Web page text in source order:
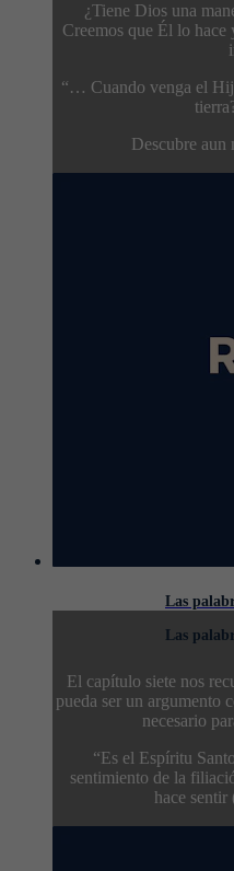
¿Tiene Dios una
Creemos que Él lo hace
“… Cuando venga el
Descubre aun
Las
Las
El capítulo siete nos
pueda ser un
necesario
“Es el Espíritu
sentimiento de la
hace sentir